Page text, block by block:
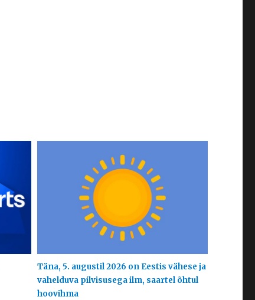
Täna, 5. augustil 2026 on Eestis vähese ja
vahelduva pilvisusega ilm, saartel õhtul
hoovihma